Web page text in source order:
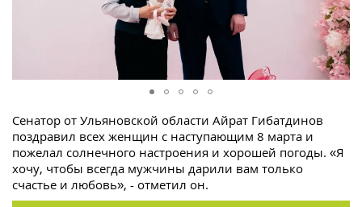
Сенатор от Ульяновской области Айрат Гибатдинов
поздравил всех женщин с наступающим 8 марта и
пожелал солнечного настроения и хорошей погоды. «Я
хочу, чтобы всегда мужчины дарили вам только
счастье и любовь», - отметил он.